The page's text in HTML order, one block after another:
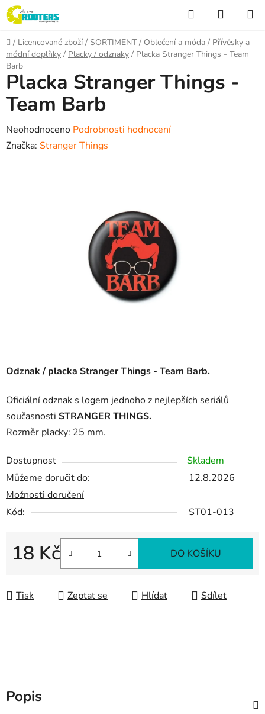
Přejít
na
obsah
Hledat
KOŠÍK
Domů
/ Licencované zboží / SORTIMENT / Oblečení a móda / Přívěsky a
módní doplňky / Placky / odznaky / Placka Stranger Things - Team
Barb
Odznak / placka Stranger Things - Team Barb.
Oficiální odznak s logem jednoho z nejlepších seriálů
současnosti STRANGER THINGS.
Rozměr placky: 25 mm.
Dostupnost
Skladem
Můžeme doručit do:
12.8.2026
Možnosti doručení
Kód:
ST01-013
18 Kč
Měrná cena:
DO KOŠÍKU
Tisk Zeptat se Hlídat Sdílet
Placka Stranger Things -
Team Barb
Průměrné
hodnocení
Neohodnoceno Podrobnosti hodnocení
Značka: Stranger Things
Popis